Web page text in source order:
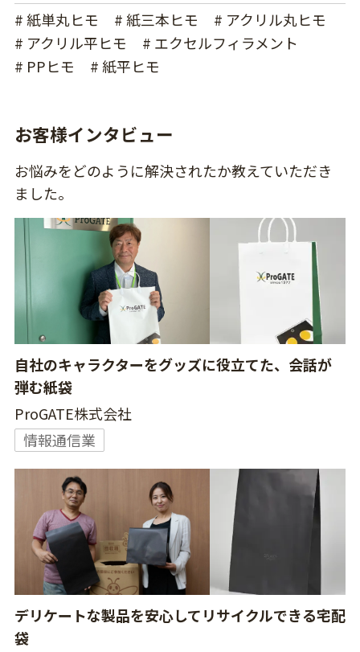
# 紙単丸ヒモ
# 紙三本ヒモ
# アクリル丸ヒモ
# アクリル平ヒモ
# エクセルフィラメント
# PPヒモ
# 紙平ヒモ
お客様インタビュー
お悩みをどのように解決されたか教えていただき
ました。
自社のキャラクターをグッズに役立てた、会話が
弾む紙袋
ProGATE株式会社
情報通信業
デリケートな製品を安心してリサイクルできる宅配
袋